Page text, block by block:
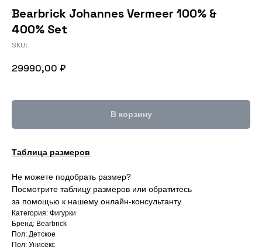
Bearbrick Johannes Vermeer 100% &
400% Set
SKU:
29990,00 ₽
В корзину
Таблица размеров
Не можете подобрать размер?
Посмотрите таблицу размеров или обратитесь
за помощью к нашему онлайн-консультанту.
Категория: Фигурки
Бренд: Bearbrick
Пол: Детское
Пол: Унисекс